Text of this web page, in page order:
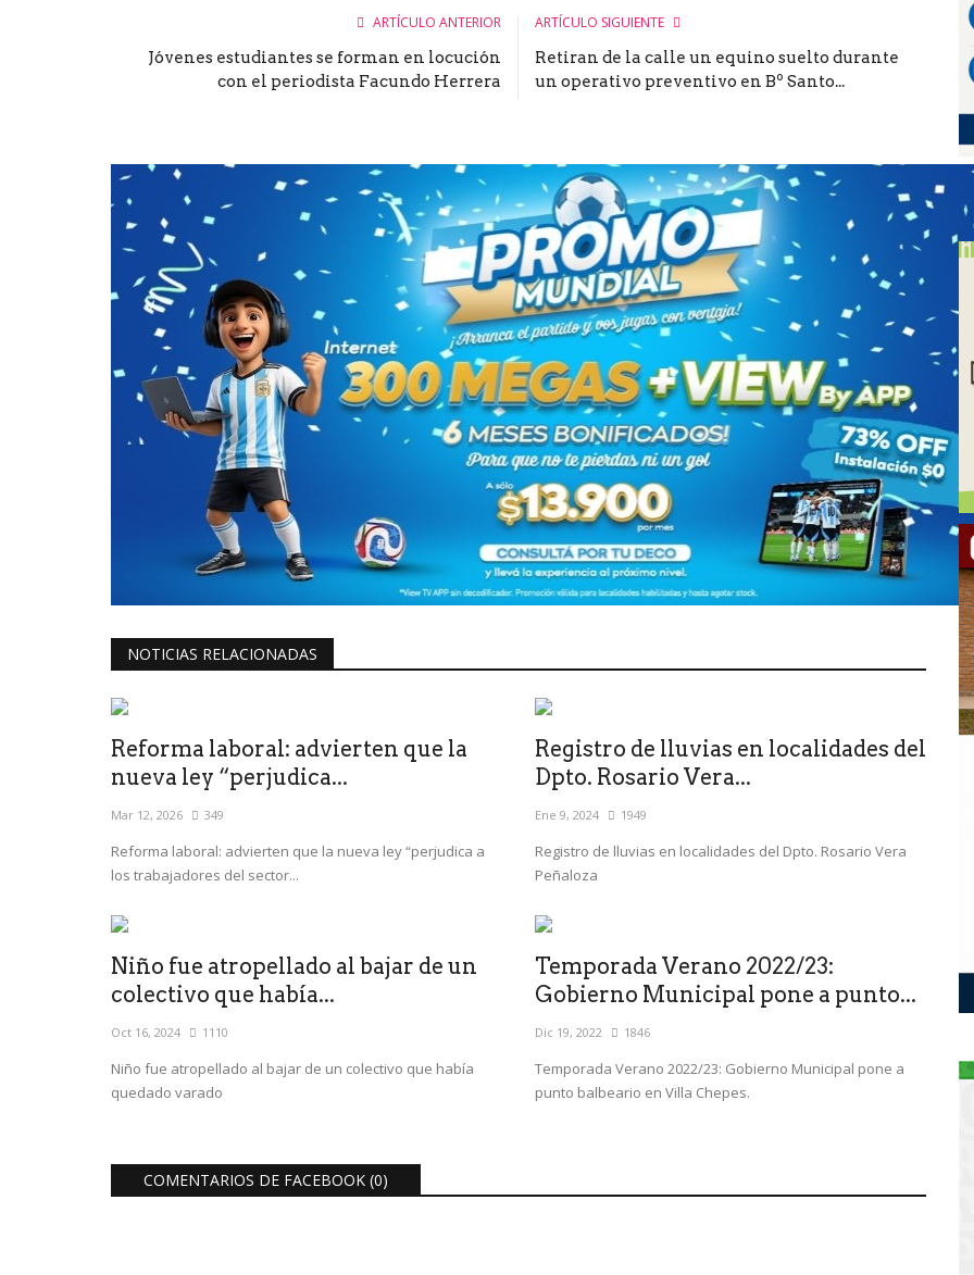
ARTÍCULO ANTERIOR
Jóvenes estudiantes se forman en locución
con el periodista Facundo Herrera
ARTÍCULO SIGUIENTE
Retiran de la calle un equino suelto durante
un operativo preventivo en Bº Santo...
NOTICIAS RELACIONADAS
Reforma laboral: advierten que la
nueva ley “perjudica...
Mar 12, 2026 349
Reforma laboral: advierten que la nueva ley “perjudica a
los trabajadores del sector...
Registro de lluvias en localidades del
Dpto. Rosario Vera...
Ene 9, 2024 1949
Registro de lluvias en localidades del Dpto. Rosario Vera
Peñaloza
Niño fue atropellado al bajar de un
colectivo que había...
Oct 16, 2024 1110
Niño fue atropellado al bajar de un colectivo que había
quedado varado
Temporada Verano 2022/23:
Gobierno Municipal pone a punto...
Dic 19, 2022 1846
Temporada Verano 2022/23: Gobierno Municipal pone a
punto balbeario en Villa Chepes.
COMENTARIOS DE FACEBOOK (0)